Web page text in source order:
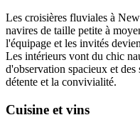
Les croisières fluviales à
navires de taille petite à
l'équipage et les invités
Les intérieurs vont du chic
d'observation spacieux et
détente et la convivialité.
Cuisine et vins